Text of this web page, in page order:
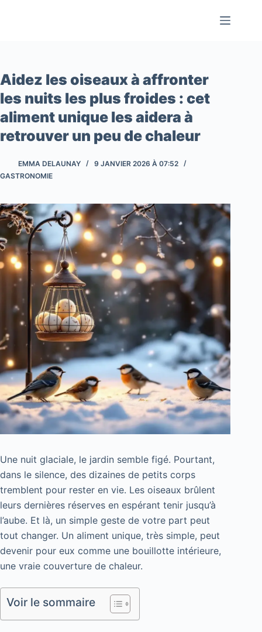
Aidez les oiseaux à affronter
les nuits les plus froides : cet
aliment unique les aidera à
retrouver un peu de chaleur
EMMA DELAUNAY
9 JANVIER 2026 À 07:52
GASTRONOMIE
Une nuit glaciale, le jardin semble figé. Pourtant,
dans le silence, des dizaines de petits corps
tremblent pour rester en vie. Les oiseaux brûlent
leurs dernières réserves en espérant tenir jusqu’à
l’aube. Et là, un simple geste de votre part peut
tout changer. Un aliment unique, très simple, peut
devenir pour eux comme une bouillotte intérieure,
une vraie couverture de chaleur.
Voir le sommaire